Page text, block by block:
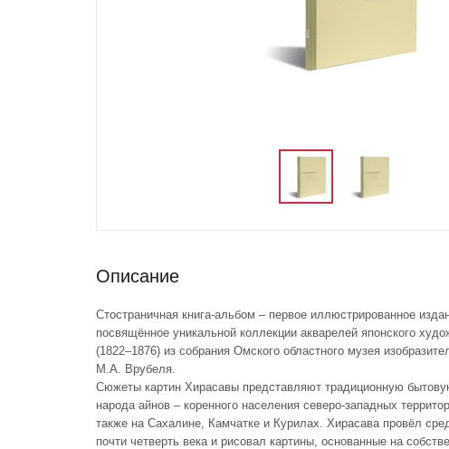
Описание
Стостраничная книга-альбом – первое иллюстрированное
посвящённое уникальной коллекции акварелей японского
(1822–1876) из собрания Омского областного музея
М.А. Врубеля.
Сюжеты картин Хирасавы представляют традиционную
народа айнов – коренного населения северо-западных
также на Сахалине, Камчатке и Курилах. Хирасава провёл
почти четверть века и рисовал картины, основанные на